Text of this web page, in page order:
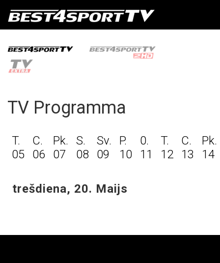
TV Programma
T.
05
C.
06
Pk.
07
S.
08
Sv.
09
P.
10
0.
11
T.
12
C.
13
Pk.
14
trešdiena, 20. Maijs